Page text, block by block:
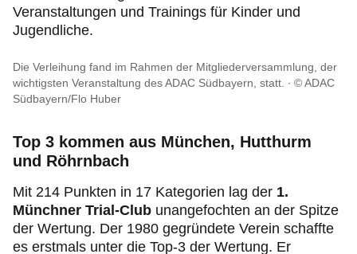
Veranstaltungen und Trainings für Kinder und
Jugendliche.
Die Verleihung fand im Rahmen der Mitgliederversammlung, der
wichtigsten Veranstaltung des ADAC Südbayern, statt.
© ADAC
Südbayern/Flo Huber
Top 3 kommen aus München, Hutthurm
und Röhrnbach
Mit 214 Punkten in 17 Kategorien lag der 1.
Münchner Trial-Club unangefochten an der Spitze
der Wertung. Der 1980 gegründete Verein schaffte
es erstmals unter die Top-3 der Wertung. Er